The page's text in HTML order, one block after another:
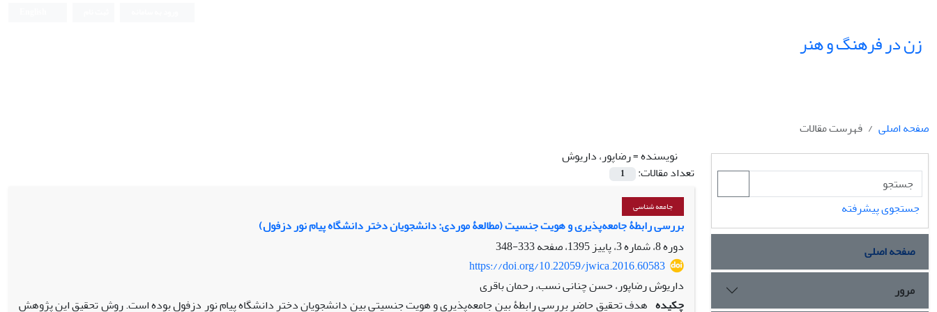
زن در فرهنگ و هنر
صفحه اصلی
فهرست مقالات
نویسنده =رضاپور، داریوش
تعداد مقالات:
1
جامعه شناسی
بررسی رابطۀ جامعه‌پذیری و هویت جنسیت (مطالعۀ موردی: دانشجویان دختر دانشگاه پیام نور دزفول)
دوره 8، شماره 3، پاییز 1395، صفحه
333-348
https://doi.org/10.22059/jwica.2016.60583
داریوش رضاپور، حسن چنانی نسب، رحمان باقری
چکیده هدف تحقیق حاضر بررسی رابطۀ بین جامعه‌پذیری و هویت جنسیتی‌بین دانشجویان دختر دانشگاه پیام نور دزفول بوده است. روش تحقیق این پژوهش
جستجوی پیشرفته
صفحه اصلی
مرور